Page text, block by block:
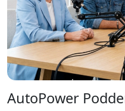
AutoPower